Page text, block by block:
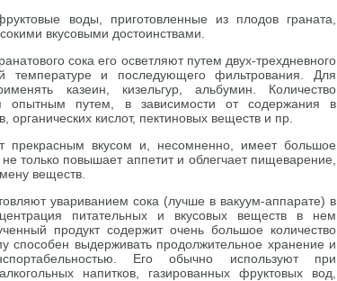
воды, приготовленные из плодов граната,
вкусовыми достоинствами.
сока его осветляют путем двух-трехдневного
температуре и последующего фильтрования. Для
казеин, кизельгур, альбумин. Количество
опытным путем, в зависимости от содержания в
органических кислот, пектиновых веществ и пр.
прекрасным вкусом и, несомненно, имеет большое
не только повышает аппетит и облегчает пищеварение,
веществ.
увариванием сока (лучше в вакуум-аппарате) в
питательных и вкусовых веществ в нем
продукт содержит очень большое количество
способен выдерживать продолжительное хранение и
Его обычно используют при
напитков, газированных фруктовых вод,